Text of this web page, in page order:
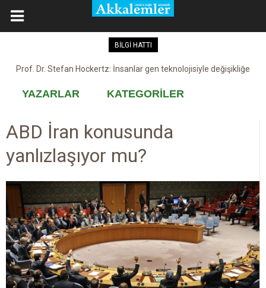
BİLGİ HATTI
Prof. Dr. Stefan Hockertz: İnsanlar gen teknolojisiyle değişikliğe
Kovid-19 aşısı, devşirme ve kobay!
YAZARLAR KATEGORİLER
ABD İran konusunda
yanlızlaşıyor mu?